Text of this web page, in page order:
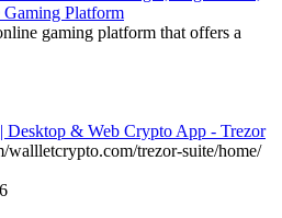
Platform
gaming platform that offers a
Desktop & Web Crypto App - Trezor
wallletcrypto.com/trezor-suite/home/